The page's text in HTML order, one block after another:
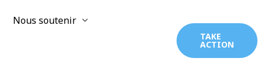
Nous soutenir
TAKE
ACTION